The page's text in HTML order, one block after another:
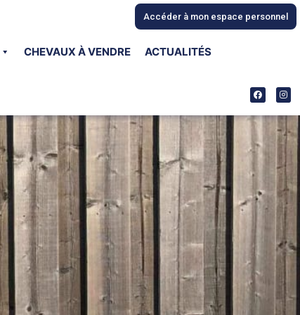
Accéder à mon espace personnel
CHEVAUX À VENDRE ACTUALITÉS